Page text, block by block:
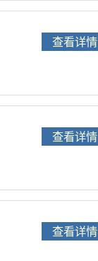
查看详情
查看详情
查看详情